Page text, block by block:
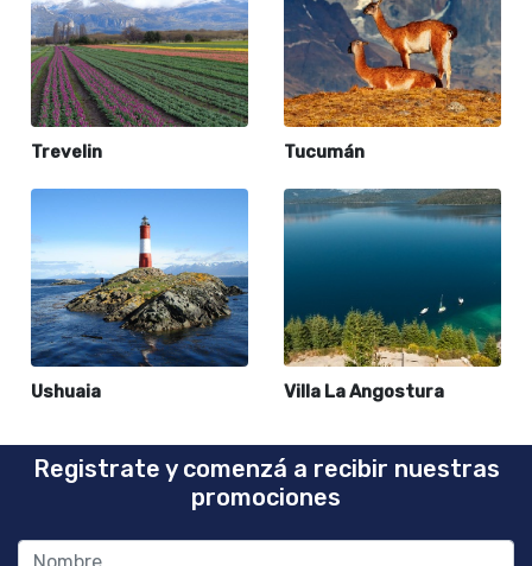
Trevelin Tucumán
Ushuaia Villa La Angostura
Registrate y comenzá a recibir nuestras
promociones